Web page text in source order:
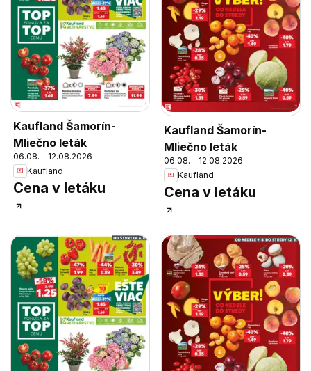
Kaufland Šamorín-
Mliečno leták
06.08. - 12.08.2026
Kaufland
Cena v letáku
Kaufland Šamorín-
Mliečno leták
06.08. - 12.08.2026
Kaufland
Cena v letáku